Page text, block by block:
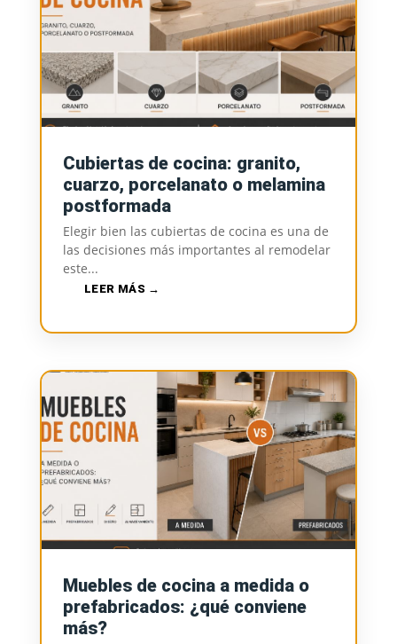
Cubiertas de cocina: granito,
cuarzo, porcelanato o melamina
postformada
Elegir bien las cubiertas de cocina es una de
las decisiones más importantes al remodelar
este...
LEER MÁS
Muebles de cocina a medida o
prefabricados: ¿qué conviene
más?